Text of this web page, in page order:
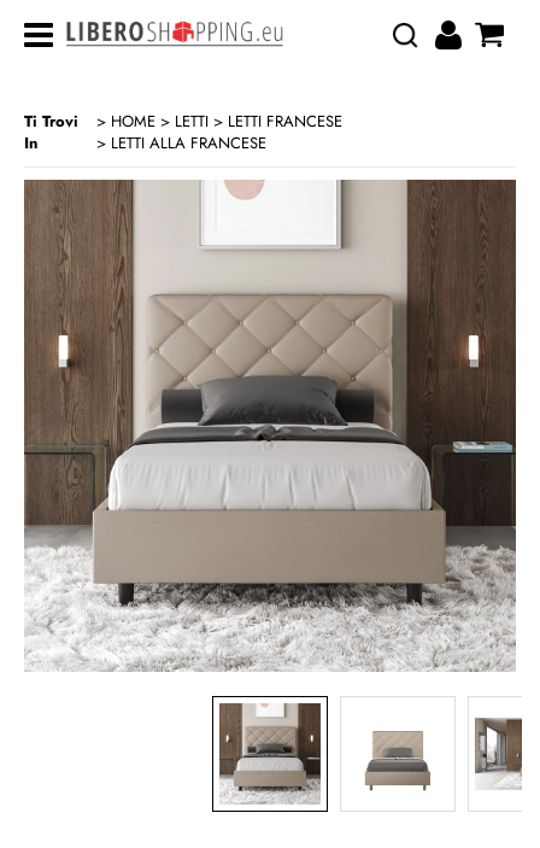
CATEGORIA: HOME> LETTI > LETTI FRANCESE LETTI ALLA FRANCESE
Ti Trovi
In
HOME LETTI
LETTI FRANCESE
LETTI ALLA FRANCESE